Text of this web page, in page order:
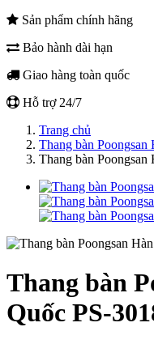
Sản phẩm chính hãng
Bảo hành dài hạn
Giao hàng toàn quốc
Hỗ trợ 24/7
Trang chủ
Thang bàn Poongsan
Thang bàn Poongsan
Thang bàn
Quốc PS-